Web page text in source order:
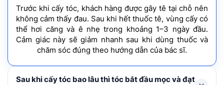
Trước khi cấy tóc, khách hàng được gây tê tại chỗ nên
không cảm thấy đau. Sau khi hết thuốc tê, vùng cấy có
thể hơi căng và ê nhẹ trong khoảng 1–3 ngày đầu.
Cảm giác này sẽ giảm nhanh sau khi dùng thuốc và
chăm sóc đúng theo hướng dẫn của bác sĩ.
Sau khi cấy tóc bao lâu thì tóc bắt đầu mọc và đạt